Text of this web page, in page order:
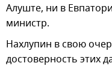
Алуште, ни в
министр.
Нахлупин в свою
достоверность этих